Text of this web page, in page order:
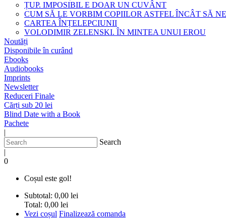
ȚUP. IMPOSIBIL E DOAR UN CUVÂNT
CUM SĂ LE VORBIM COPIILOR ASTFEL ÎNCÂT SĂ
CARTEA ÎNȚELEPCIUNII
VOLODIMIR ZELENSKI. ÎN MINTEA UNUI EROU
Noutăți
Disponibile în curând
Ebooks
Audiobooks
Imprints
Newsletter
Reduceri Finale
Cărți sub 20 lei
Blind Date with a Book
Pachete
|
Search
|
0
Coșul este gol!
Subtotal: 0,00 lei
Total: 0,00 lei
Vezi coșul Finalizează comanda